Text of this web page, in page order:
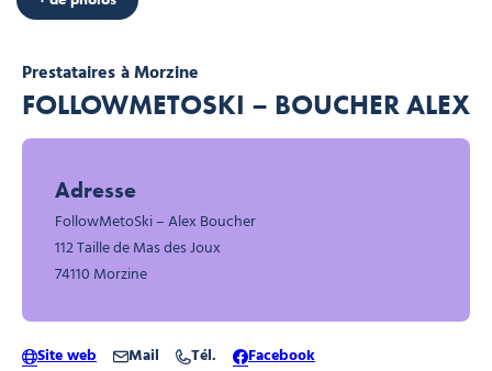
Prestatairesà Morzine
FOLLOWMETOSKI – BOUCHER ALEX
Adresse
FollowMetoSki – Alex Boucher
112 Taille de Mas des Joux
74110 Morzine
Site web Mail Tél. Facebook